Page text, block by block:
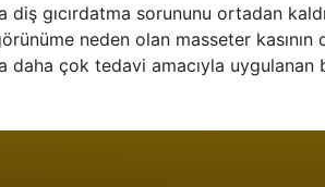
diş gıcırdatma sorununu ortadan
neden olan masseter
daha çok tedavi amacıyla uygulanan